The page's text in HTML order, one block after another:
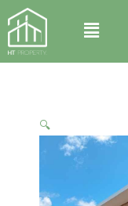
Skip
to
content
Menu
🔍